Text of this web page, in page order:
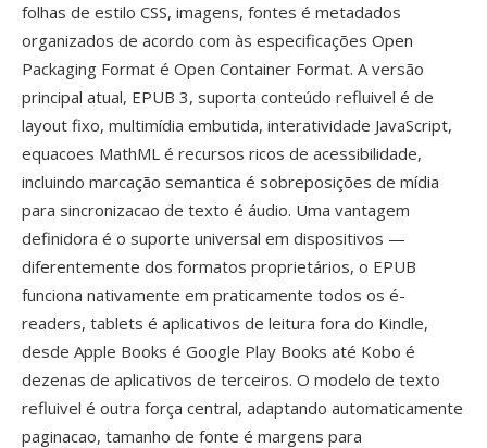
folhas de estilo CSS, imagens, fontes é metadados
organizados de acordo com às especificações Open
Packaging Format é Open Container Format. A versão
principal atual, EPUB 3, suporta conteúdo refluivel é de
layout fixo, multimídia embutida, interatividade JavaScript,
equacoes MathML é recursos ricos de acessibilidade,
incluindo marcação semantica é sobreposições de mídia
para sincronizacao de texto é áudio. Uma vantagem
definidora é o suporte universal em dispositivos —
diferentemente dos formatos proprietários, o EPUB
funciona nativamente em praticamente todos os é-
readers, tablets é aplicativos de leitura fora do Kindle,
desde Apple Books é Google Play Books até Kobo é
dezenas de aplicativos de terceiros. O modelo de texto
refluivel é outra força central, adaptando automaticamente
paginacao, tamanho de fonte é margens para